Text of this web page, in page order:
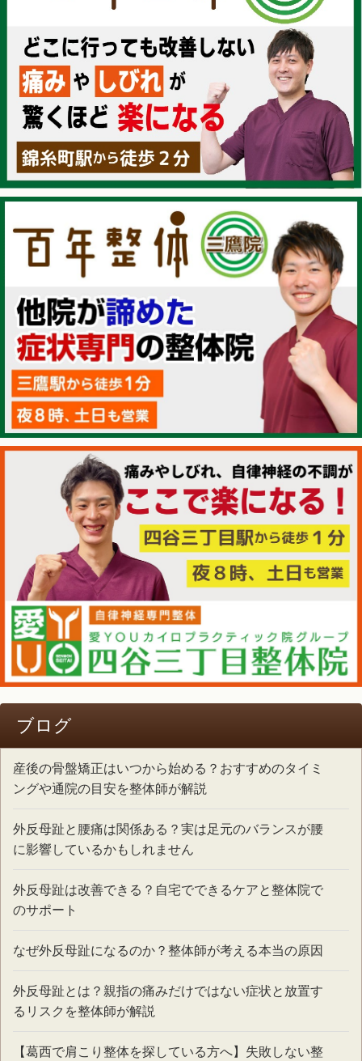
ブログ
産後の骨盤矯正はいつから始める？おすすめのタイミ
ングや通院の目安を整体師が解説
外反母趾と腰痛は関係ある？実は足元のバランスが腰
に影響しているかもしれません
外反母趾は改善できる？自宅でできるケアと整体院で
のサポート
なぜ外反母趾になるのか？整体師が考える本当の原因
外反母趾とは？親指の痛みだけではない症状と放置す
るリスクを整体師が解説
【葛西で肩こり整体を探している方へ】失敗しない整